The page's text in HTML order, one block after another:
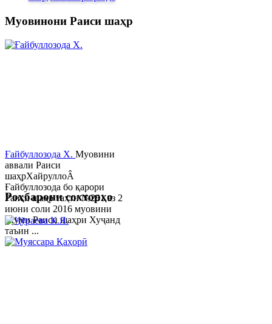
Муовинони Раиси шаҳр
Ғайбуллозода Х. Муовини
аввали Раиси
шаҳрХайруллоÂ
Ғайбуллозода бо қарори
Раиси шаҳр таҳти №281 аз 2
июни соли 2016 муовини
якуми Раиси шаҳри Хуҷанд
таъин ...
Роҳбарони сохторҳо